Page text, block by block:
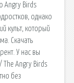
Angry Birds
однако
культ, который
Скачать
У нас вы
The Angry Birds
без